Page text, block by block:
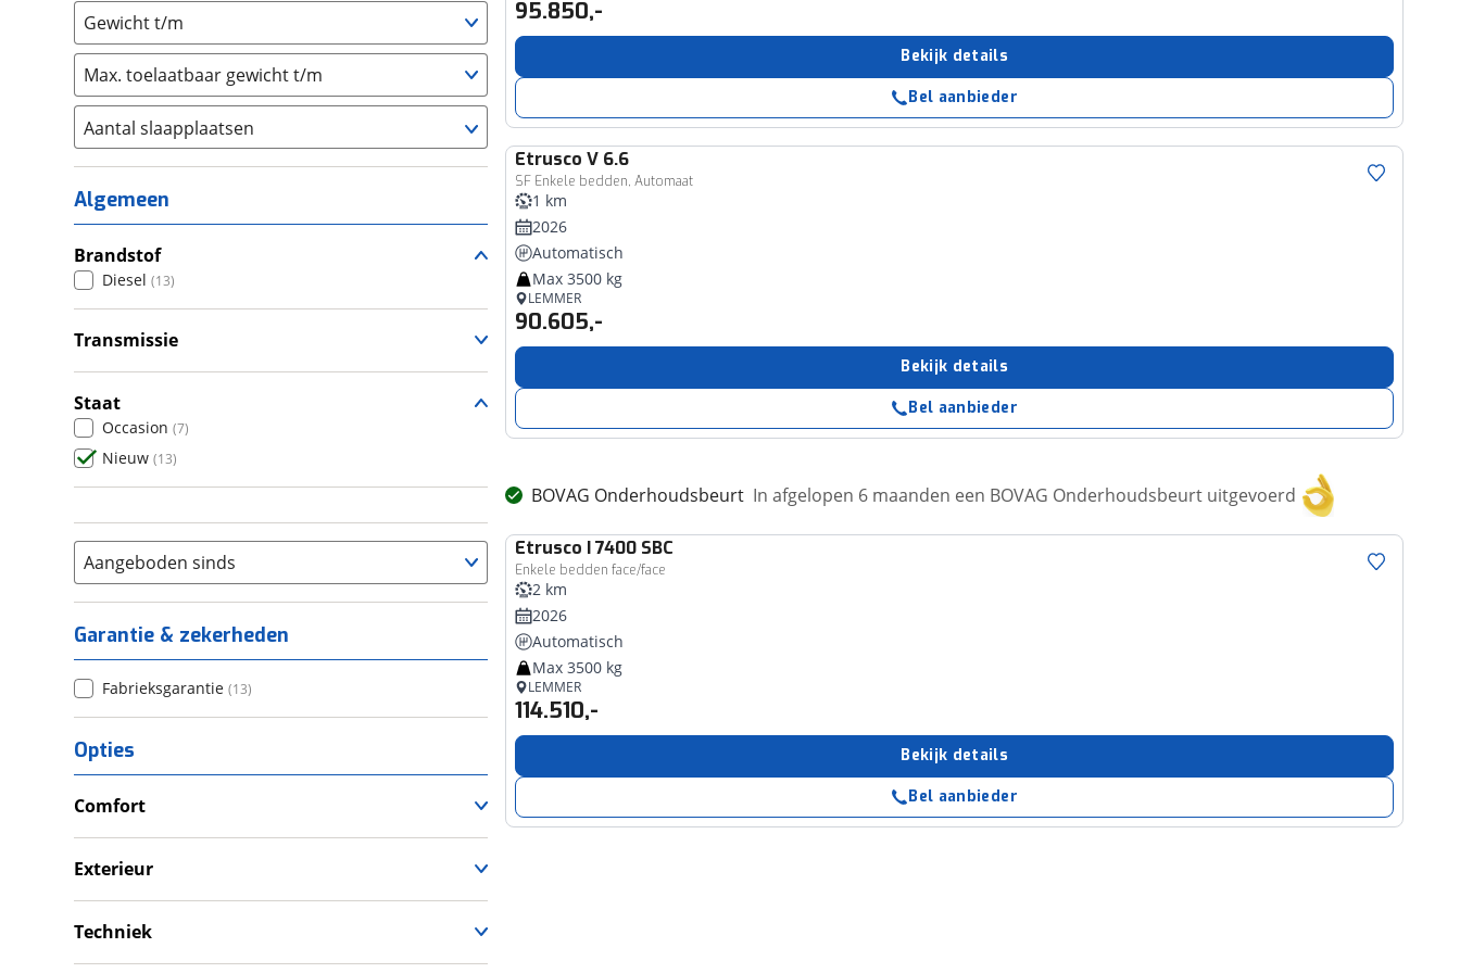
Gewicht t/m
Max. toelaatbaar gewicht t/m
Aantal slaapplaatsen
1 (0)
2 (3)
3 (7)
4 (2)
5 (1)
6+ (0)
Algemeen
Brandstof
Diesel (13)
Transmissie
Automatisch
Staat
Occasion (7)
Nieuw (13)
Aangeboden sinds
Garantie & zekerheden
Fabrieksgarantie (13)
Opties
Comfort
Verwarmde leefruimte
Exterieur
Luifel
Techniek
95.850,-
Bekijk details
Bel aanbieder
Etrusco V 6.6
SF Enkele bedden, Automaat
1 km
2026
Automatisch
Max 3500 kg
LEMMER
90.605,-
Bekijk details
Bel aanbieder
BOVAG Onderhoudsbeurt In afgelopen 6 maanden een BOVAG Onderhoudsbeurt uitgevoerd
Etrusco I 7400 SBC
Enkele bedden face/face
2 km
2026
Automatisch
Max 3500 kg
LEMMER
114.510,-
Bekijk details
Bel aanbieder